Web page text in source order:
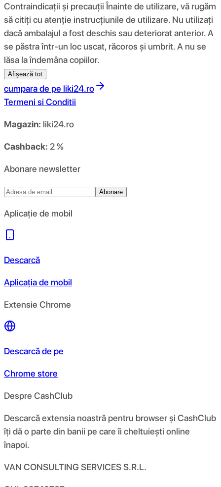
Contraindicații și precauții Înainte de utilizare, vă rugăm
să citiți cu atenție instrucțiunile de utilizare. Nu utilizați
dacă ambalajul a fost deschis sau deteriorat anterior. A
se păstra într-un loc uscat, răcoros și umbrit. A nu se
lăsa la îndemâna copiilor.
Afișează tot
cumpara de pe liki24.ro
Termeni si Conditii
Magazin: liki24.ro
Cashback: 2 %
Abonare newsletter
Abonare
Aplicație de mobil
Descarcă
Aplicația de mobil
Extensie Chrome
Descarcă de pe
Chrome store
Despre CashClub
Descarcă extensia noastră pentru browser și CashClub
îți dă o parte din banii pe care îi cheltuiești online
înapoi.
VAN CONSULTING SERVICES S.R.L.